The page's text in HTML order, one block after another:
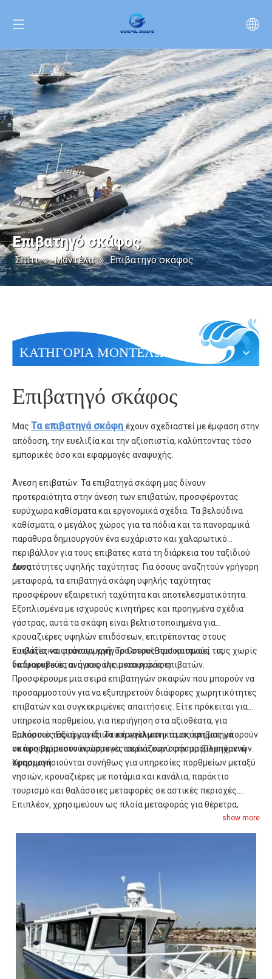
Επιβατηγό σκάφος
Σπίτι » Μοντέλα » Επιβατηγό σκάφος
ΚΑΤΗΓΟΡΙΑ ΜΟΝΤΕΛΩΝ
Επιβατηγό σκάφος
Μας Τα επιβατηγά σκάφη έχουν σχεδιαστεί με έμφαση στην
απόδοση, την ευελιξία και την αξιοπιστία, καλύπτοντας τόσο
εμπορικές όσο και εφαρμογές αναψυχής.
Άνεση επιβατών: Τα επιβατηγά σκάφη μας δίνουν
προτεραιότητα στην άνεση των επιβατών, προσφέροντας
ευρύχωρα καθίσματα και εργονομικά σχέδια. Τα βελούδινα
καθίσματα, ο μεγάλος χώρος για τα πόδια και τα πανοραμικά
παράθυρα δημιουργούν ένα ευχάριστο και χαλαρωτικό
περιβάλλον για τους επιβάτες κατά τη διάρκεια του ταξιδιού
τους.
Δυνατότητες υψηλής ταχύτητας: Για όσους αναζητούν γρήγορη
μεταφορά, τα επιβατηγά σκάφη υψηλής ταχύτητας
προσφέρουν εξαιρετική ταχύτητα και αποτελεσματικότητα.
Εξοπλισμένα με ισχυρούς κινητήρες και προηγμένα σχέδια
γάστρας, αυτά τα σκάφη είναι βελτιστοποιημένα για
κρουαζιέρες υψηλών επιδόσεων, επιτρέποντας στους
επιβάτες να φτάνουν γρήγορα στους προορισμούς τους χωρίς
να διακυβεύεται η ασφάλεια και η άνεση.
Ευελιξία και προσαρμογή: Το Gospel Boat κατανοεί τις
διαφορετικές ανάγκες της μεταφοράς επιβατών.
Προσφέρουμε μια σειρά επιβατηγών σκαφών που μπορούν να
προσαρμοστούν για να εξυπηρετούν διάφορες χωρητικότητες
επιβατών και συγκεκριμένες απαιτήσεις. Είτε πρόκειται για
υπηρεσία πορθμείου, για περιήγηση στα αξιοθέατα, για
θαλάσσιο ταξί ή για ιδιωτική ναύλωση, τα σκάφη μας μπορούν
να προσαρμοστούν ώστε να ταιριάζουν στην προβλεπόμενη
εφαρμογή.
Εμπορικές Εφαρμογές: Τα επαγγελματικά μας επιβατηγά
σκάφη βρίσκουν εφαρμογές σε ένα ευρύ φάσμα βιομηχανιών.
Χρησιμοποιούνται συνήθως για υπηρεσίες πορθμείων μεταξύ
νησιών, κρουαζιέρες με ποτάμια και κανάλια, παράκτιο
τουρισμό και θαλάσσιες μεταφορές σε αστικές περιοχές.
Επιπλέον, χρησιμεύουν ως πλοία μεταφοράς για θέρετρα,
ξενοδοχεία και χώρους διασκέδασης, παρέχοντας άνετη και
αξιόπιστη μεταφορά στους επισκέπτες.
show more